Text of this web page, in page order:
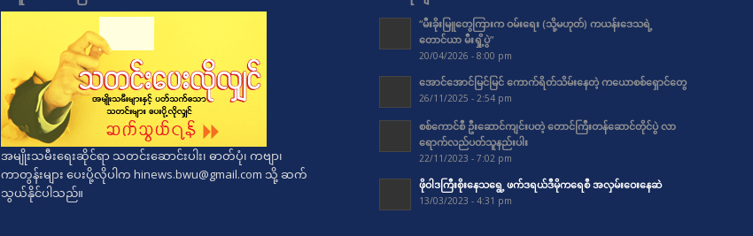
အမျိုးသမီးရေးဆိုင်ရာ သတင်းဆောင်းပါး၊ ဓာတ်ပုံ၊ ကဗျာ၊
ကာတွန်းများ ပေးပို့လိုပါက hinews.bwu@gmail.com သို့ ဆက်
သွယ်နိုင်ပါသည်။
“မီးခိုးမြူတွေကြားက ဝမ်းရေး (သို့မဟုတ်) ကယန်းဒေသရဲ့
တောင်ယာ မီးရှို့ပွဲ”
20/04/2026 - 8:00 pm
အောင်အောင်မြင်မြင် ကောက်ရိတ်သိမ်းနေတဲ့ ကယောစစ်ရှောင်တွေ
26/11/2025 - 2:54 pm
စစ်ကောင်စီ ဦးဆောင်ကျင်းပတဲ့ တောင်ကြီးတန်ဆောင်တိုင်ပွဲ လာ
ရောက်လည်ပတ်သူနည်းပါး
22/11/2023 - 7:02 pm
ဖိုဝါဒကြီးစိုးနေသရွေ့ ဖက်ဒရယ်ဒီမိုကရေစီ အလှမ်းဝေးနေဆဲ
13/03/2023 - 4:31 pm